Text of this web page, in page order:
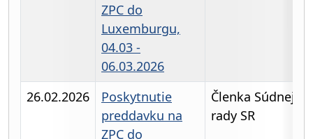
ZPC do
Luxemburgu,
04.03 -
06.03.2026
26.02.2026
Poskytnutie
preddavku na
ZPC do
Členka Súdnej
rady SR